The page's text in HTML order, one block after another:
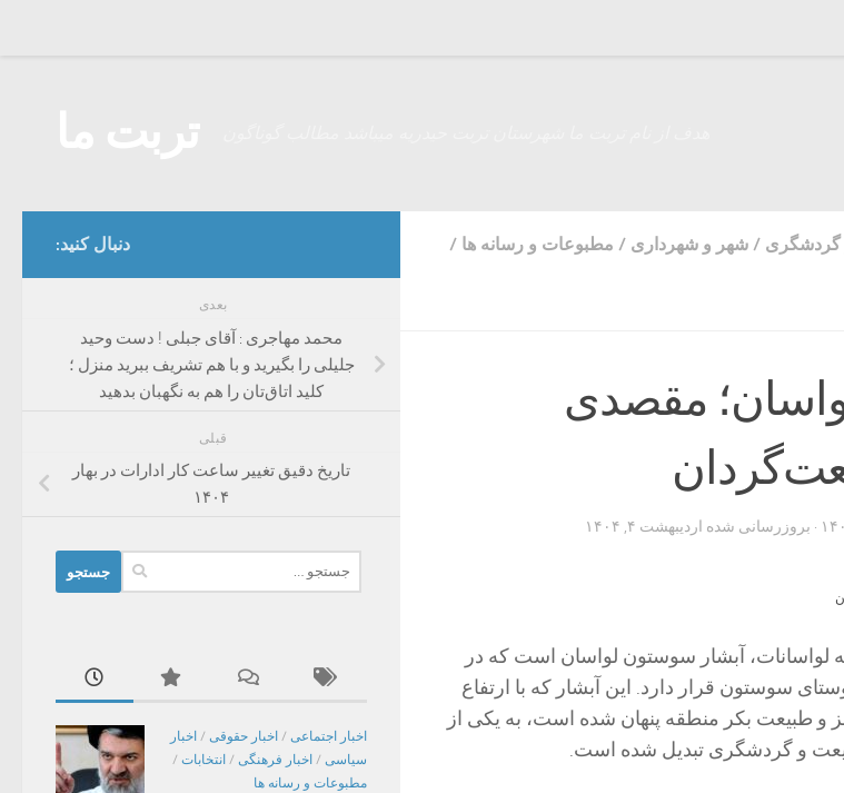
گردشگری / شهر و شهرداری / مطبوعات و رسانه ها /
مقصدی
· بروزرسانی شده اردیبهشت ۴, ۱۴۰۴
لواسانات، آبشار سوستون لواسان است که در
سوستون قرار دارد. این آبشار که با ارتفاع
و طبیعت بکر منطقه پنهان شده است، به یکی از
و گردشگری تبدیل شده است.
دنبال کنید:
بعدی
محمد مهاجری : آقای جبلی ! دست وحید
جلیلی را بگیرید و با هم تشریف ببرید منزل ؛
کلید اتاق‌تان را هم به نگهبان بدهید
قبلی
تاریخ دقیق تغییر ساعت کار ادارات در بهار
۱۴۰۴
برای:
اخبار اجتماعی / اخبار حقوقی / اخبار
سیاسی / اخبار فرهنگی / انتخابات /
مطبوعات و رسانه ها